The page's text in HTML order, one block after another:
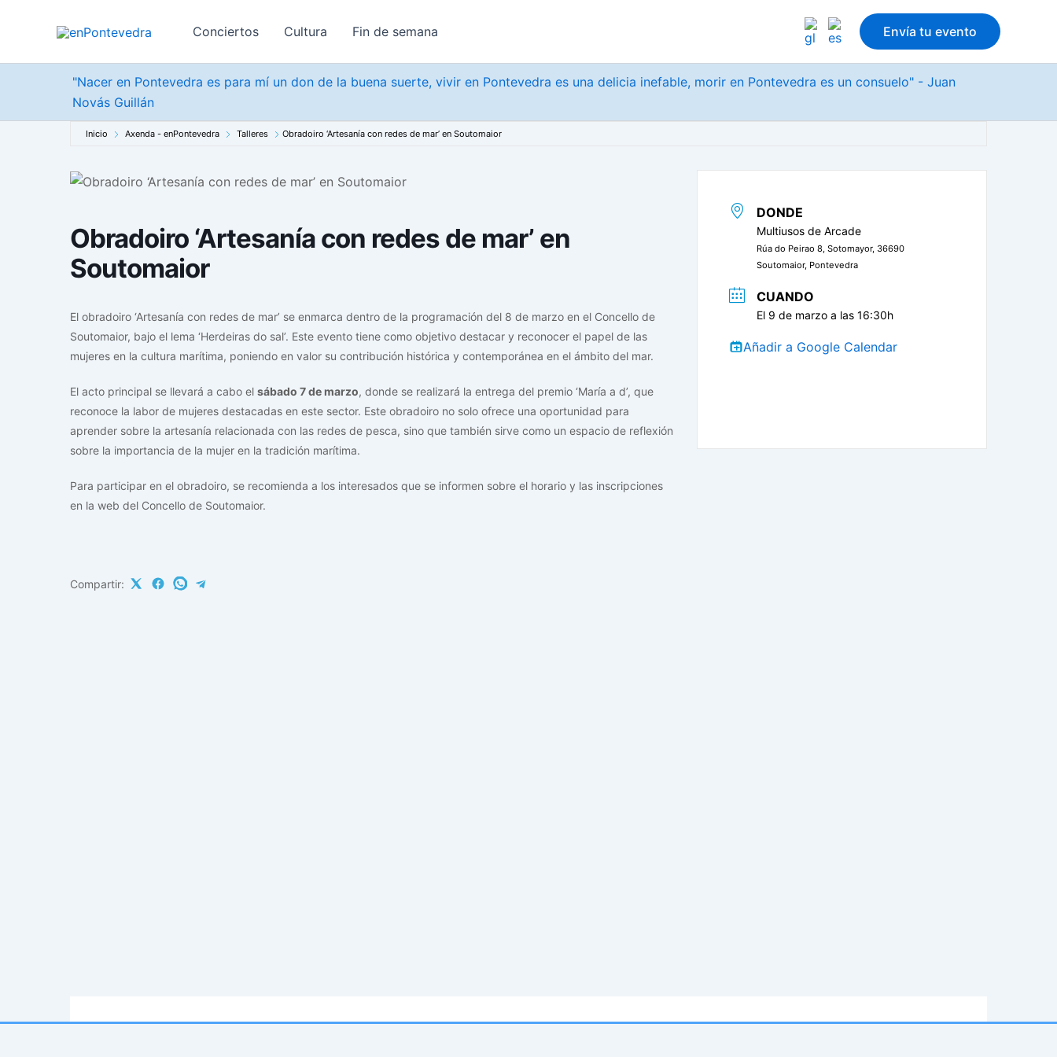
Conciertos Cultura Fin de semana Envía tu evento
"Nacer en Pontevedra es para mí un don de la buena suerte, vivir en Pontevedra es una delicia inefable, morir en Pontevedra es un consuelo" - Juan
Novás Guillán
Inicio Axenda - enPontevedra Talleres Obradoiro ‘Artesanía con redes de mar’ en Soutomaior
Obradoiro ‘Artesanía con redes de mar’ en
Soutomaior
El obradoiro ‘Artesanía con redes de mar’ se enmarca dentro de la programación del 8 de marzo en el Concello de
Soutomaior, bajo el lema ‘Herdeiras do sal’. Este evento tiene como objetivo destacar y reconocer el papel de las
mujeres en la cultura marítima, poniendo en valor su contribución histórica y contemporánea en el ámbito del mar.
El acto principal se llevará a cabo el sábado 7 de marzo, donde se realizará la entrega del premio ‘María a d’, que
reconoce la labor de mujeres destacadas en este sector. Este obradoiro no solo ofrece una oportunidad para
aprender sobre la artesanía relacionada con las redes de pesca, sino que también sirve como un espacio de reflexión
sobre la importancia de la mujer en la tradición marítima.
Para participar en el obradoiro, se recomienda a los interesados que se informen sobre el horario y las inscripciones
en la web del Concello de Soutomaior.
Compartir:
DONDE
Multiusos de Arcade
Rúa do Peirao 8, Sotomayor, 36690
Soutomaior, Pontevedra
CUANDO
El 9 de marzo a las 16:30h
Añadir a Google Calendar